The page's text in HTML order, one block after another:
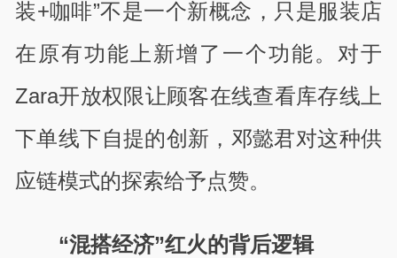
装+咖啡”不是一个新概念，只是服装店
在原有功能上新增了一个功能。对于
Zara开放权限让顾客在线查看库存线上
下单线下自提的创新，邓懿君对这种供
应链模式的探索给予点赞。
“混搭经济”红火的背后逻辑